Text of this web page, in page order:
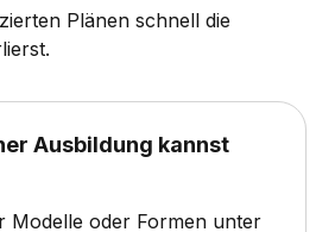
Plänen schnell die
Ausbildung kannst
Modelle oder Formen unter